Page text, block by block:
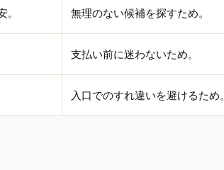
無理のない候補を探すため。
支払い前に迷わないため。
入口でのすれ違いを避けるため。